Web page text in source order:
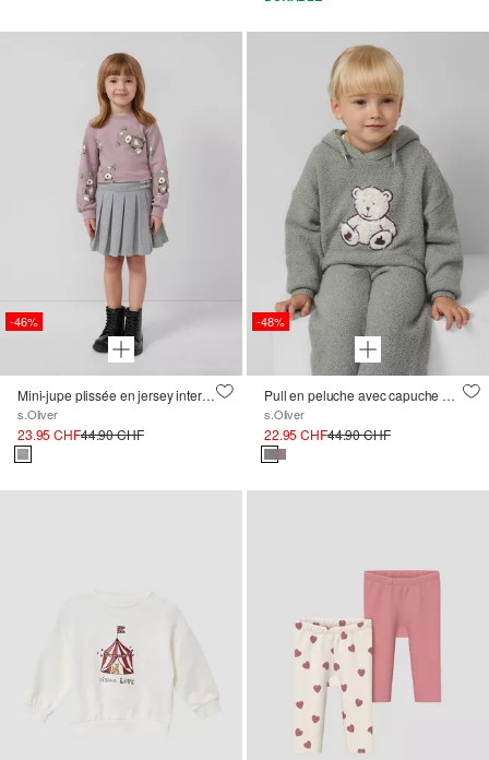
-46%
Mini-jupe plissée en jersey interlock en forme de A
s.Oliver
23.95 CHF44.90 CHF
-48%
Pull en peluche avec capuche et application frontale
s.Oliver
22.95 CHF44.90 CHF